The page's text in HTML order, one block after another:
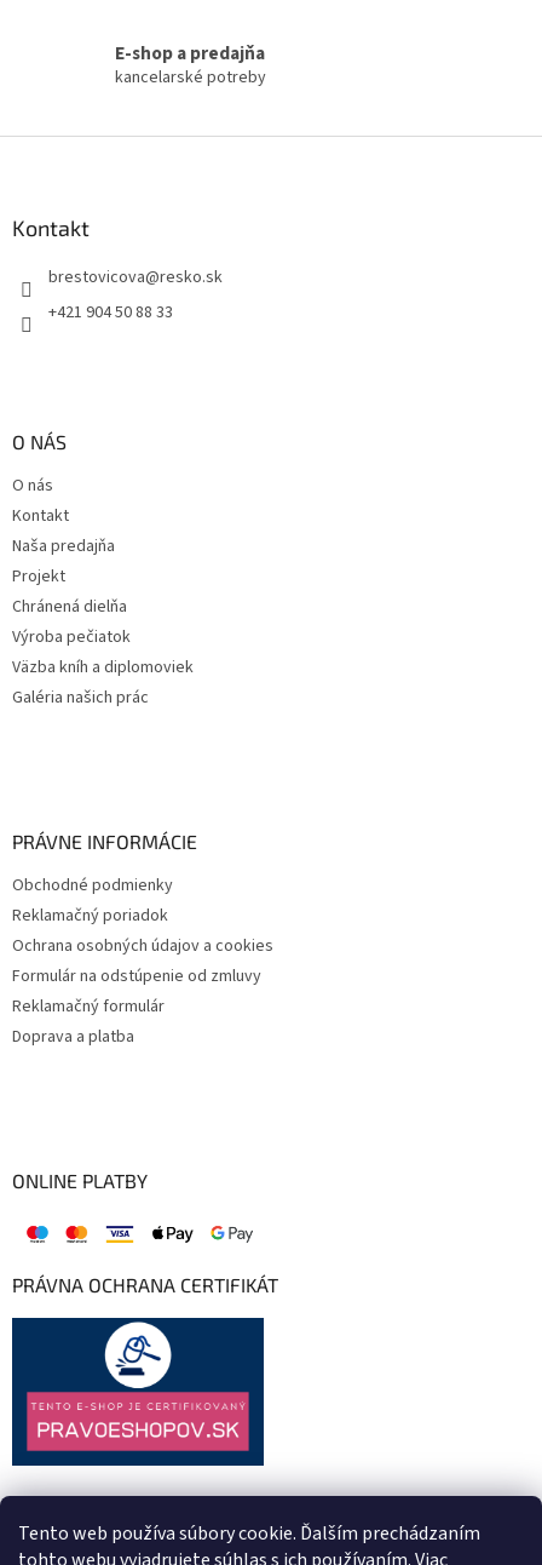
Tento web používa súbory cookie. Ďalším prechádzaním
E-shop a predajňa
kancelarské potreby
Kontakt
brestovicova@resko.sk
+421 904 50 88 33
O NÁS
O nás
Kontakt
Naša predajňa
Projekt
Chránená dielňa
Výroba pečiatok
Väzba kníh a diplomoviek
Galéria našich prác
PRÁVNE INFORMÁCIE
Obchodné podmienky
Reklamačný poriadok
Ochrana osobných údajov a cookies
Formulár na odstúpenie od zmluvy
Reklamačný formulár
Doprava a platba
ONLINE PLATBY
PRÁVNA OCHRANA CERTIFIKÁT